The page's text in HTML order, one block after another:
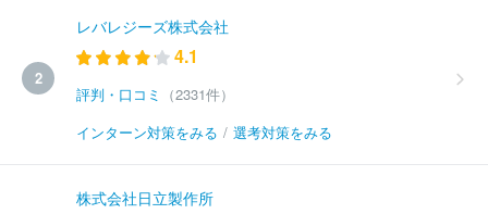
2
レバレジーズ株式会社
4.1
評判・口コミ
（2331件）
インターン対策をみる / 選考対策をみる
株式会社日立製作所